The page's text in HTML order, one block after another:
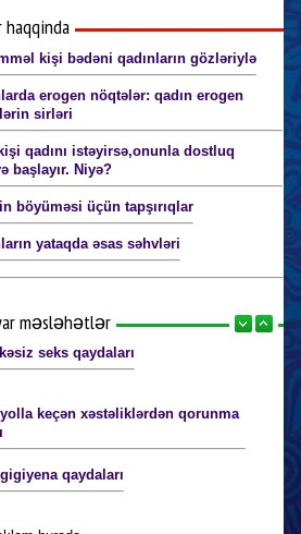
kişi bədəni qadınların gözləriylə
erogen nöqtələr: qadın erogen
sirləri
qadını istəyirsə,onunla dostluq
başlayır. Niyə?
böyüməsi üçün tapşırıqlar
yataqda əsas səhvləri
məsləhətlər
seks qaydaları
keçən xəstəliklərdən qorunma
qaydaları